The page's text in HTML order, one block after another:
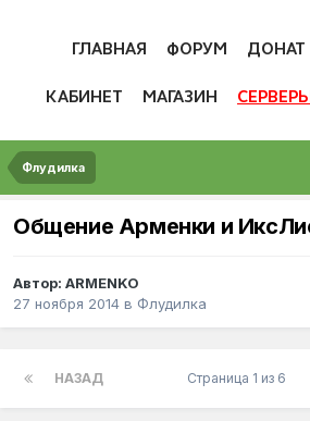
ГЛАВНАЯ ФОРУМ ДОНАТ
КАБИНЕТ МАГАЗИН СЕРВЕРЫ
Флудилка
Общение Арменки и
Автор: ARMENKO
27 ноября 2014 в Флудилка
НАЗАД Страница 1 из 6